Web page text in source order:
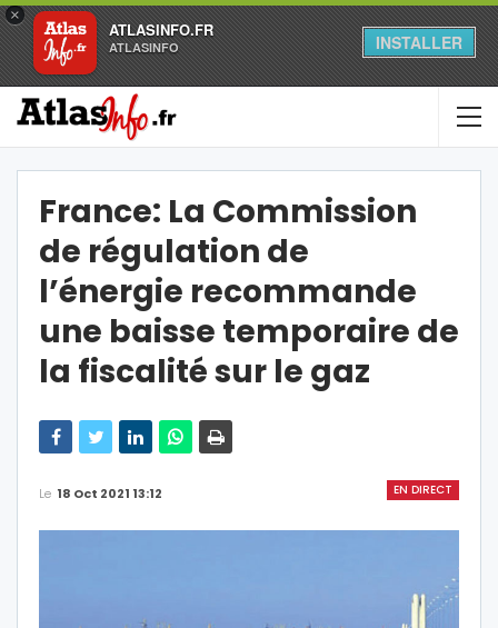
×
ATLASINFO.FR
ATLASINFO INSTALLER
France: La Commission
de régulation de
l’énergie recommande
une baisse temporaire de
la fiscalité sur le gaz
EN DIRECT
Le 18 Oct 2021 13:12